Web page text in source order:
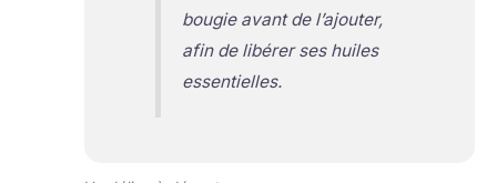
bougie avant de l’ajouter,
afin de libérer ses huiles
essentielles.